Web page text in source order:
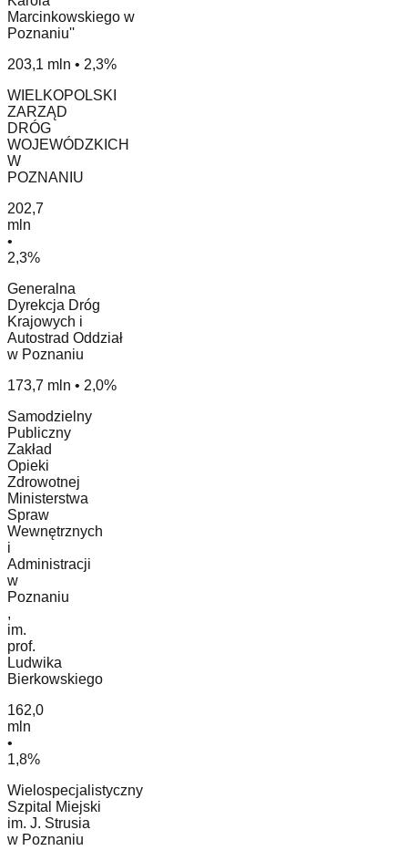
Marcinkowskiego w
Poznaniu''
203,1 mln • 2,3%
WIELKOPOLSKI
ZARZĄD
DRÓG
WOJEWÓDZKICH
W
POZNANIU
202,7
mln
•
2,3%
Generalna
Dyrekcja Dróg
Krajowych i
Autostrad Oddział
w Poznaniu
173,7 mln • 2,0%
Samodzielny
Publiczny
Zakład
Opieki
Zdrowotnej
Ministerstwa
Spraw
Wewnętrznych
i
Administracji
w
Poznaniu
,
im.
prof.
Ludwika
Bierkowskiego
162,0
mln
•
1,8%
Wielospecjalistyczny
Szpital Miejski
im. J. Strusia
w Poznaniu